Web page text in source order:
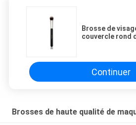
Brosse de
couvercle rond
Continuer
Brosses de haute qualité de